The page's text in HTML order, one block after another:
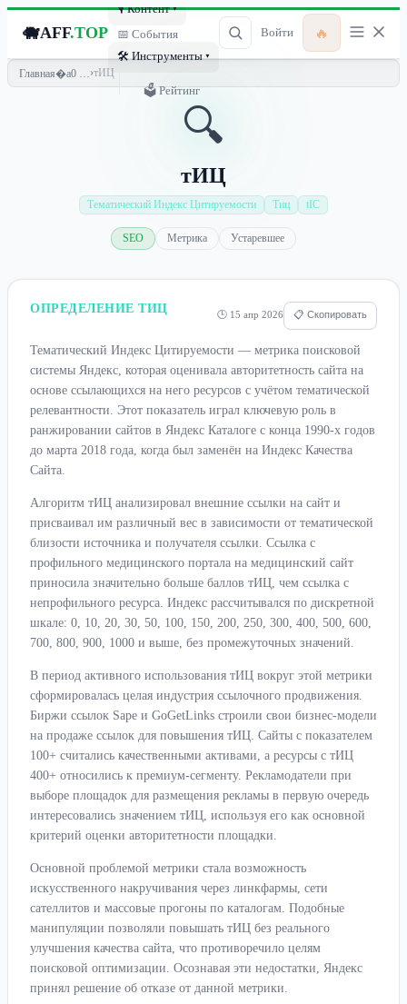
🐗AFF.TOP
🎙 Контент ▾
📅 События
🛠 Инструменты ▾
🗳 Рейтинг
Войти 🔥
Главная ›тИЦ
🔍
тИЦ
Тематический Индекс Цитируемости Тиц tIC
SEO Метрика Устаревшее
ОПРЕДЕЛЕНИЕ ТИЦ 🕒 15 апр 2026 📋 Скопировать
Тематический Индекс Цитируемости — метрика поисковой
системы Яндекс, которая оценивала авторитетность сайта на
основе ссылающихся на него ресурсов с учётом тематической
релевантности. Этот показатель играл ключевую роль в
ранжировании сайтов в Яндекс Каталоге с конца 1990-х годов
до марта 2018 года, когда был заменён на Индекс Качества
Сайта.
Алгоритм тИЦ анализировал внешние ссылки на сайт и
присваивал им различный вес в зависимости от тематической
близости источника и получателя ссылки. Ссылка с
профильного медицинского портала на медицинский сайт
приносила значительно больше баллов тИЦ, чем ссылка с
непрофильного ресурса. Индекс рассчитывался по дискретной
шкале: 0, 10, 20, 30, 50, 100, 150, 200, 250, 300, 400, 500, 600,
700, 800, 900, 1000 и выше, без промежуточных значений.
В период активного использования тИЦ вокруг этой метрики
сформировалась целая индустрия ссылочного продвижения.
Биржи ссылок Sape и GoGetLinks строили свои бизнес-модели
на продаже ссылок для повышения тИЦ. Сайты с показателем
100+ считались качественными активами, а ресурсы с тИЦ
400+ относились к премиум-сегменту. Рекламодатели при
выборе площадок для размещения рекламы в первую очередь
интересовались значением тИЦ, используя его как основной
критерий оценки авторитетности площадки.
Основной проблемой метрики стала возможность
искусственного накручивания через линкфармы, сети
сателлитов и массовые прогоны по каталогам. Подобные
манипуляции позволяли повышать тИЦ без реального
улучшения качества сайта, что противоречило целям
поисковой оптимизации. Осознавая эти недостатки, Яндекс
принял решение об отказе от данной метрики.